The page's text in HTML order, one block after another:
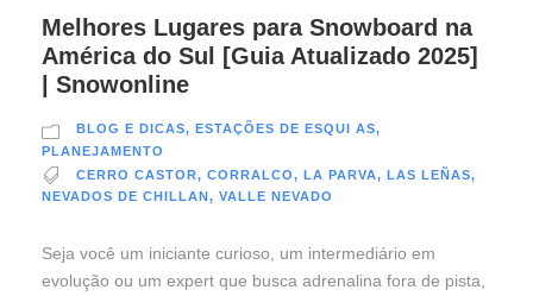
Melhores Lugares para Snowboard na
América do Sul [Guia Atualizado 2025]
| Snowonline
BLOG E DICAS, ESTAÇÕES DE ESQUI AS,
PLANEJAMENTO
CERRO CASTOR, CORRALCO, LA PARVA, LAS LEÑAS,
NEVADOS DE CHILLAN, VALLE NEVADO
Seja você um iniciante curioso, um intermediário em
evolução ou um expert que busca adrenalina fora de pista,